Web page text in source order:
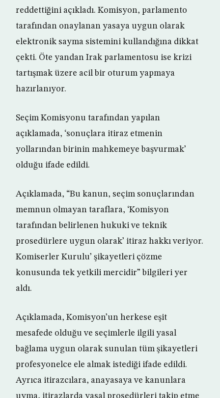
reddettiğini açıkladı. Komisyon, parlamento
tarafından onaylanan yasaya uygun olarak
elektronik sayma sistemini kullandığına dikkat
çekti. Öte yandan Irak parlamentosu ise krizi
tartışmak üzere acil bir oturum yapmaya
hazırlanıyor.
Seçim Komisyonu tarafından yapılan
açıklamada, ‘sonuçlara itiraz etmenin
yollarından birinin mahkemeye başvurmak’
olduğu ifade edildi.
Açıklamada, “Bu kanun, seçim sonuçlarından
memnun olmayan taraflara, ‘Komisyon
tarafından belirlenen hukuki ve teknik
prosedürlere uygun olarak’ itiraz hakkı veriyor.
Komiserler Kurulu’ şikayetleri çözme
konusunda tek yetkili mercidir” bilgileri yer
aldı.
Açıklamada, Komisyon’un herkese eşit
mesafede olduğu ve seçimlerle ilgili yasal
bağlama uygun olarak sunulan tüm şikayetleri
profesyonelce ele almak istediği ifade edildi.
Ayrıca itirazcılara, anayasaya ve kanunlara